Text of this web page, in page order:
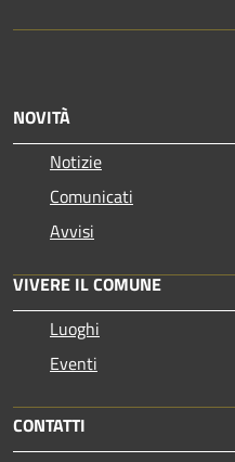
NOVITÀ
Notizie
Comunicati
Avvisi
VIVERE IL COMUNE
Luoghi
Eventi
CONTATTI